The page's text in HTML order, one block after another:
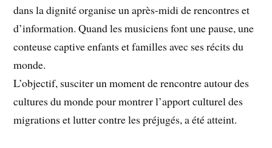
dans la dignité organise un après-midi de rencontres et
d’information. Quand les musiciens font une pause, une
conteuse captive enfants et familles avec ses récits du
monde.
L’objectif, susciter un moment de rencontre autour des
cultures du monde pour montrer l’apport culturel des
migrations et lutter contre les préjugés, a été atteint.